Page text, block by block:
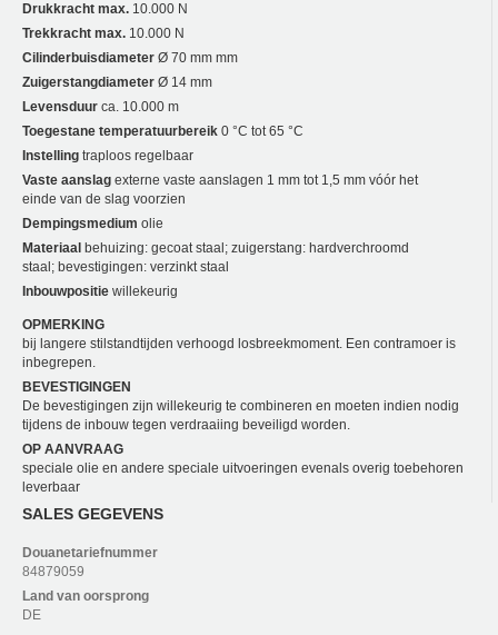
Drukkracht max. 10.000 N
Trekkracht max. 10.000 N
Cilinderbuisdiameter Ø 70 mm mm
Zuigerstangdiameter Ø 14 mm
Levensduur ca. 10.000 m
Toegestane temperatuurbereik 0 °C tot 65 °C
Instelling traploos regelbaar
Vaste aanslag externe vaste aanslagen 1 mm tot 1,5 mm vóór het
einde van de slag voorzien
Dempingsmedium olie
Materiaal behuizing: gecoat staal; zuigerstang: hardverchroomd
staal; bevestigingen: verzinkt staal
Inbouwpositie willekeurig
OPMERKING
bij langere stilstandtijden verhoogd losbreekmoment. Een contramoer is
inbegrepen.
BEVESTIGINGEN
De bevestigingen zijn willekeurig te combineren en moeten indien nodig
tijdens de inbouw tegen verdraaiing beveiligd worden.
OP AANVRAAG
speciale olie en andere speciale uitvoeringen evenals overig toebehoren
leverbaar
SALES GEGEVENS
Douanetariefnummer
84879059
Land van oorsprong
DE